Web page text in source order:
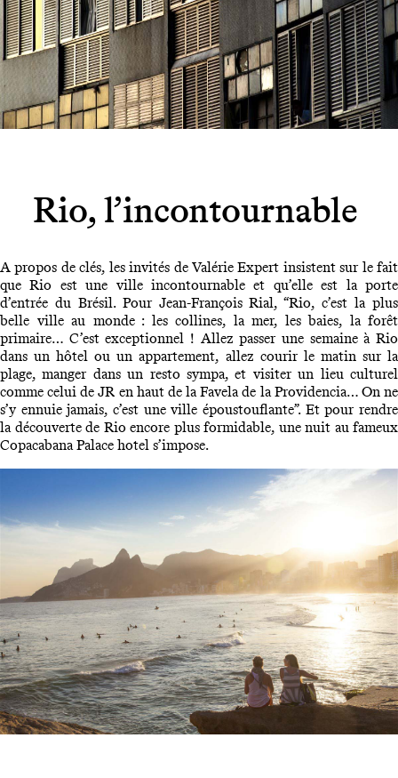
Rio, l’incontournable
A propos de clés, les invités de Valérie Expert insistent sur le fait
que Rio est une ville incontournable et qu’elle est la porte
d’entrée du Brésil. Pour Jean-François Rial, “Rio, c’est la plus
belle ville au monde : les collines, la mer, les baies, la forêt
primaire… C’est exceptionnel ! Allez passer une semaine à Rio
dans un hôtel ou un appartement, allez courir le matin sur la
plage, manger dans un resto sympa, et visiter un lieu culturel
comme celui de JR en haut de la Favela de la Providencia… On ne
s’y ennuie jamais, c’est une ville époustouflante”. Et pour rendre
la découverte de Rio encore plus formidable, une nuit au fameux
Copacabana Palace hotel s’impose.